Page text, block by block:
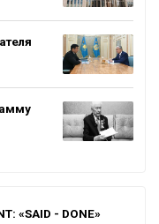
«SAID - DONE»